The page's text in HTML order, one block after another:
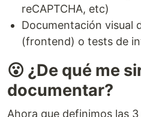
reCAPTCHA, etc)
Documentación visual
(frontend) o tests de
😮 ¿De qué me
documentar?
Ahora que definimos las